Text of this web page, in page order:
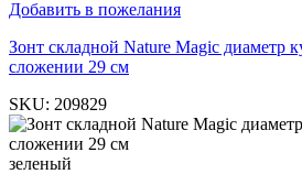
Добавить в пожелания
Зонт складной Nature Magic диаметр
сложении 29 см
SKU: 209829
зеленый